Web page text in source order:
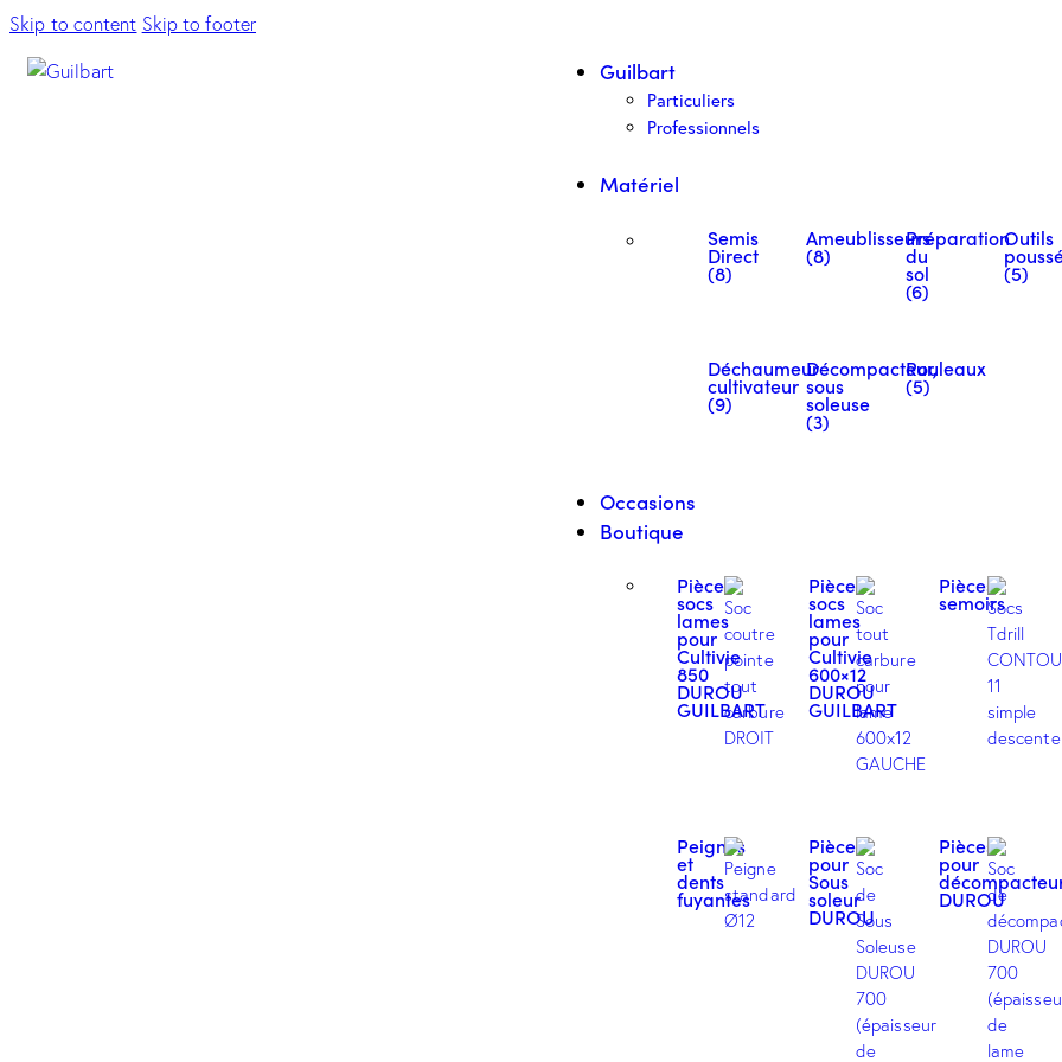
Skip to content Skip to footer
Guilbart
Particuliers
Professionnels
Matériel
Semis
Direct
(8)
Ameublisseurs
(8)
Préparation
du
sol
(6)
Outils
(5)
Déchaumeur
cultivateur
(9)
Décompacteur,
sous
soleuse
(3)
Rouleaux
(5)
Occasions
Boutique
Pièces
socs
lames
pour
Cultivie
850
DUROU
GUILBART
Pièces
socs
lames
pour
Cultivie
600×12
DUROU
GUILBART
Pièces
semoirs
Peignes
et
dents
fuyantes
Pièces
pour
Sous
soleur
DUROU
Pièces
pour
DUROU